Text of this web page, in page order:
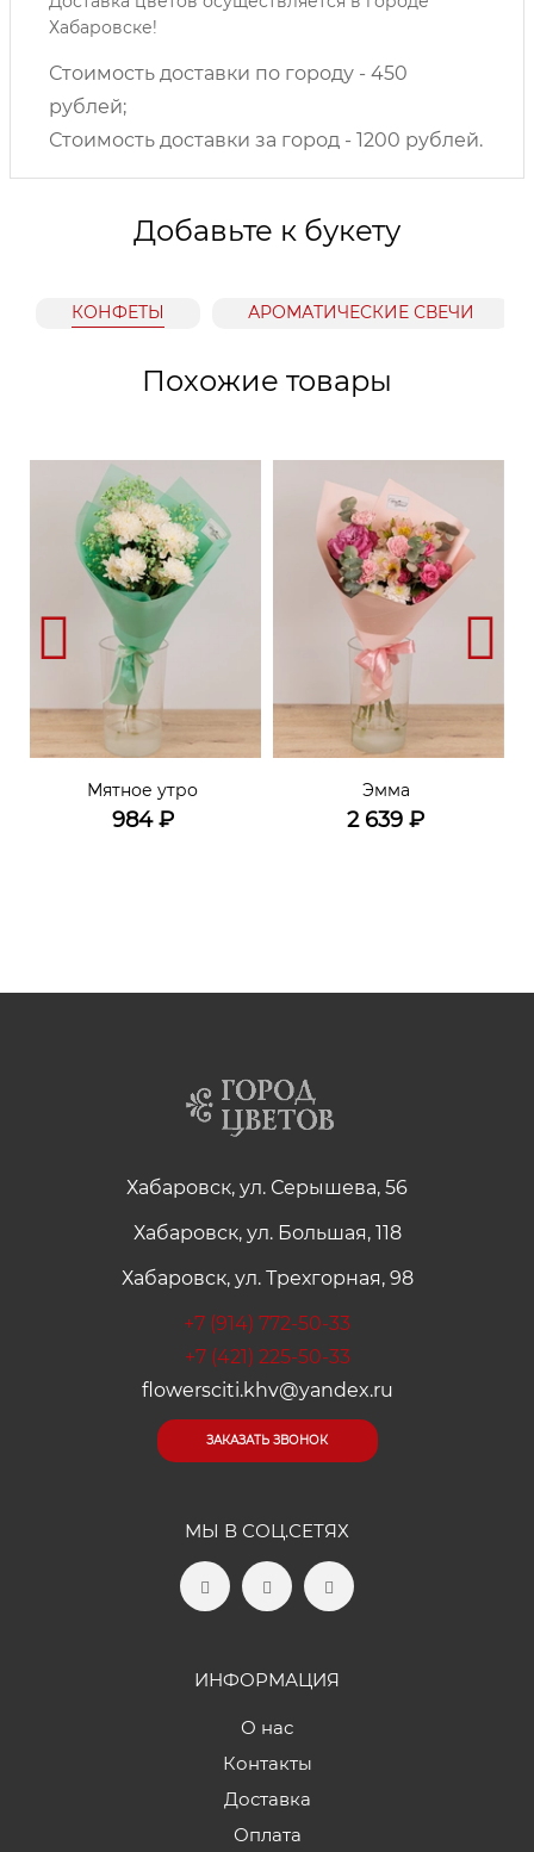
Хабаровске!
Стоимость доставки по городу - 450
рублей;
Стоимость доставки за город - 1200 рублей.
Добавьте к букету
КОНФЕТЫ АРОМАТИЧЕСКИЕ СВЕЧИ
Похожие товары
Мятное утро
984₽
Эмма
2 639 ₽
Хабаровск, ул. Серышева, 56
Хабаровск, ул. Большая, 118
Хабаровск, ул. Трехгорная, 98
+7 (914) 772-50-33
+7 (421) 225-50-33
flowersciti.khv@yandex.ru
ЗАКАЗАТЬ ЗВОНОК
МЫ В СОЦ.СЕТЯХ
ИНФОРМАЦИЯ
О нас
Контакты
Доставка
Оплата